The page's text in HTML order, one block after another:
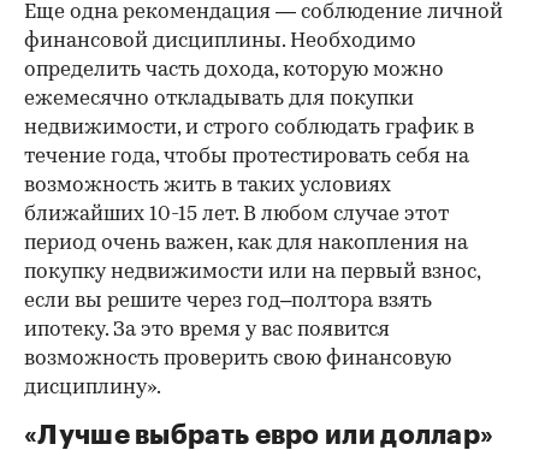
Еще одна рекомендация — соблюдение личной
финансовой дисциплины. Необходимо
определить часть дохода, которую можно
ежемесячно откладывать для покупки
недвижимости, и строго соблюдать график в
течение года, чтобы протестировать себя на
возможность жить в таких условиях
ближайших 10-15 лет. В любом случае этот
период очень важен, как для накопления на
покупку недвижимости или на первый взнос,
если вы решите через год–полтора взять
ипотеку. За это время у вас появится
возможность проверить свою финансовую
дисциплину».
«Лучше выбрать евро или доллар»